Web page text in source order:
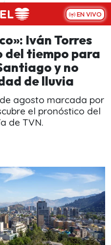
EN VIVO
Iván Torres
del tiempo para
y no
de lluvia
agosto marcada por
el pronóstico del
de TVN.